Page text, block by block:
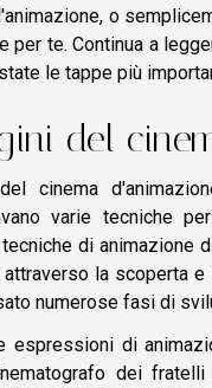
o
per te. Continua a
le tappe più
del
cinema
varie tecniche
di animazione
la scoperta e
numerose fasi di
espressioni di
dei